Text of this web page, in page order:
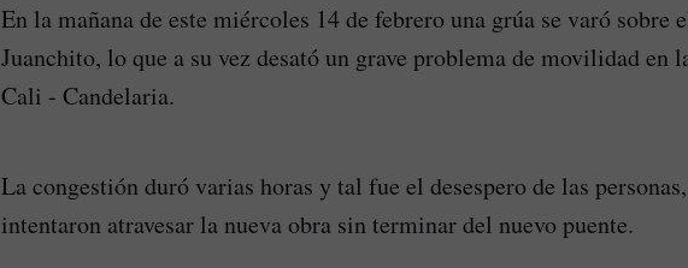
En la mañana de este miércoles 14 de febrero una grúa se varó sobre
Juanchito, lo que a su vez desató un grave problema de movilidad en
Cali - Candelaria.
La congestión duró varias horas y tal fue el desespero de las
intentaron atravesar la nueva obra sin terminar del nuevo puente.